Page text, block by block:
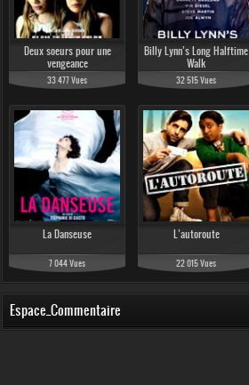
Deux soeurs pour une
vengeance
33 477 Vues
Billy Lynn’s Long Halftime
Walk
32 515 Vues
La Danseuse
7 044 Vues
L’autoroute
22 015 Vues
Espace_Commentaire